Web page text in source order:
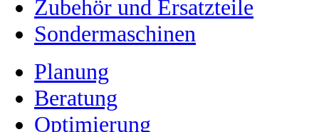
Zubehör und Ersatzteile
Sondermaschinen
Planung
Beratung
Optimierung